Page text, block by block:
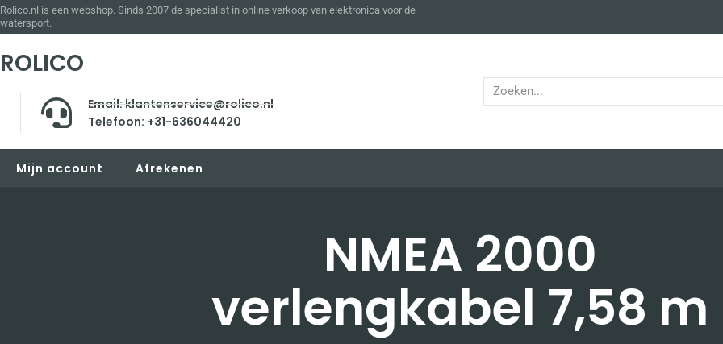
Rolico.nl is een webshop. Sinds 2007 de specialist in online verkoop van elektronica voor de
watersport.
ROLICO
Email: klantenservice@rolico.nl
Telefoon: +31-636044420
Mijn account Afrekenen
NMEA 2000
verlengkabel 7,58 m